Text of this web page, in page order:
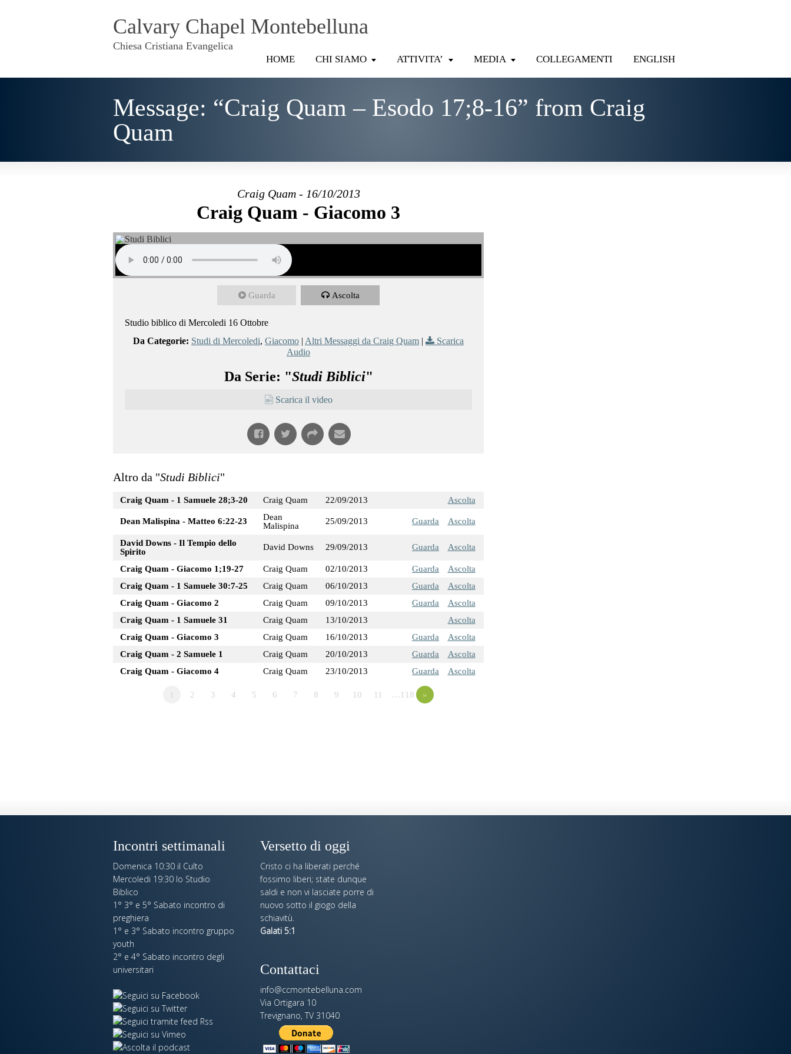
Calvary Chapel Montebelluna
Chiesa Cristiana Evangelica
HOME CHI SIAMO ATTIVITA’ MEDIA COLLEGAMENTI ENGLISH
Message: “Craig Quam – Esodo 17;8-16” from Craig
Quam
Craig Quam - 16/10/2013
Craig Quam - Giacomo 3
Guarda Ascolta
Studio biblico di Mercoledi 16 Ottobre
Da Categorie: Studi di Mercoledi, Giacomo | Altri Messaggi da Craig Quam |
Scarica
Audio
Da Serie: "Studi Biblici"
Scarica il video
Altro da "Studi Biblici"
Craig Quam - 1 Samuele 28;3-20 Craig Quam 22/09/2013 Ascolta
Dean Malispina - Matteo 6:22-23
Dean
Malispina
25/09/2013 Guarda Ascolta
David Downs - Il Tempio dello
Spirito
David Downs 29/09/2013 Guarda Ascolta
Craig Quam - Giacomo 1;19-27 Craig Quam 02/10/2013 Guarda
Ascolta
Craig Quam - 1 Samuele 30:7-25
Craig Quam 06/10/2013 Guarda
Ascolta
Craig Quam - Giacomo 2
Craig Quam 09/10/2013 Guarda
Ascolta
Craig Quam - 1 Samuele 31
Craig Quam 13/10/2013
Ascolta
Craig Quam - Giacomo 3
Craig Quam 16/10/2013 Guarda
Ascolta
Craig Quam - 2 Samuele 1
Craig Quam 20/10/2013 Guarda
Ascolta
Craig Quam - Giacomo 4
Craig Quam 23/10/2013 Guarda Ascolta
2 3 4 5 6 7 8 9 10 11 …118 »
Incontri settimanali
Domenica 10:30 il Culto
Mercoledi 19:30 lo Studio
Biblico
1° 3° e 5° Sabato incontro di
preghiera
1° e 3° Sabato incontro gruppo
youth
2° e 4° Sabato incontro degli
universitari
Versetto di oggi
Cristo ci ha liberati perché
fossimo liberi; state dunque
saldi e non vi lasciate porre di
nuovo sotto il giogo della
schiavitù.
Galati 5:1
Contattaci
info@ccmontebelluna.com
Via Ortigara 10
Trevignano, TV 31040